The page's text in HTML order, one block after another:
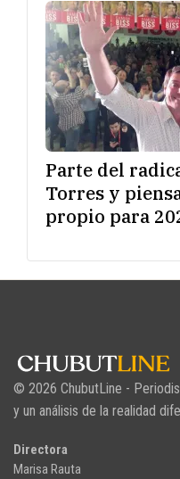
Parte del
Torres y
propio para
© 2026 ChubutLine -
y un análisis de la realidad
Directora
Marisa Rauta